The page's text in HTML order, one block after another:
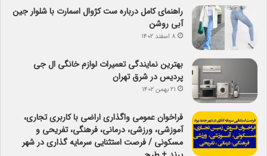
راهنمای کامل درباره ست کژوال اسمارت با شلوار جین
آبی روشن
۸ اسفند ۱۴۰۲
بهترین نمایندگی تعمیرات لوازم خانگی ال جی
پردیس در شرق تهران
۲۱ بهمن ۱۴۰۲
فراخوان عمومی واگذاری اراضی با کاربری تجاری،
آموزشی، ورزشی، درمانی، فرهنگی، تفریحی و
مسکونی / فرصت استثنایی سرمایه گذاری در شهر